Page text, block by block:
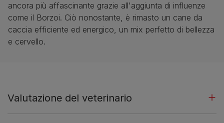
ancora più affascinante grazie all'aggiunta di influenze
come il Borzoi. Ciò nonostante, è rimasto un cane da
caccia efficiente ed energico, un mix perfetto di bellezza
e cervello.
Valutazione del veterinario